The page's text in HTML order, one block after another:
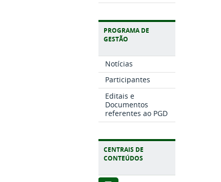
PROGRAMA DE
GESTÃO
Notícias
Participantes
Editais e
Documentos
referentes ao PGD
CENTRAIS DE
CONTEÚDOS